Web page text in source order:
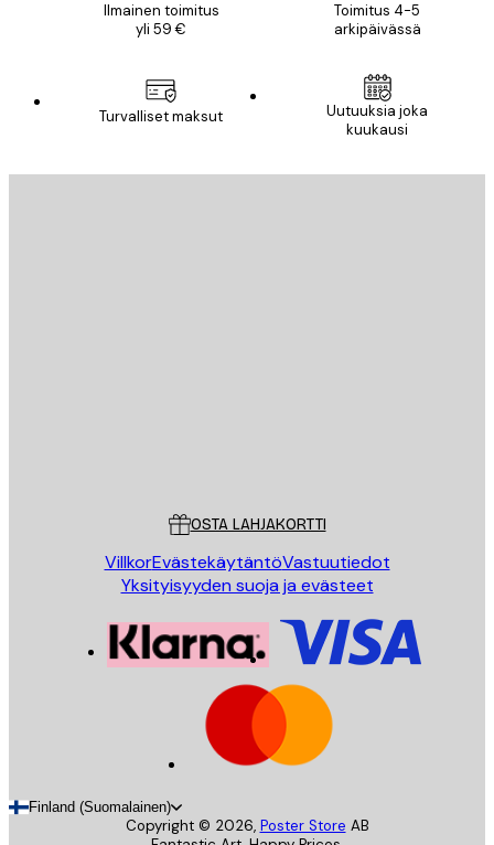
Ilmainen toimitus
yli 59 €
Toimitus 4-5
arkipäivässä
Turvalliset maksut
Uutuuksia joka
kuukausi
OSTA LAHJAKORTTI
VillkorEvästekäytäntöVastuutiedot
Yksityisyyden suoja ja evästeet
Finland (Suomalainen)
Copyright © 2026, Poster Store AB